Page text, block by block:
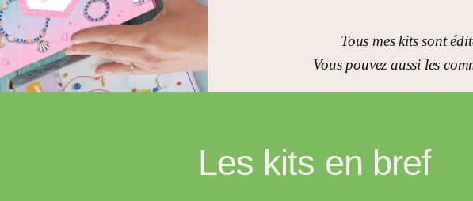
Tous mes kits sont
Vous pouvez aussi les
Les kits en bref